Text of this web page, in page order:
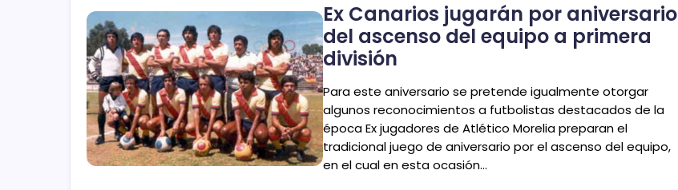
Ex Canarios jugarán por aniversario
del ascenso del equipo a primera
división
Para este aniversario se pretende igualmente otorgar
algunos reconocimientos a futbolistas destacados de la
época Ex jugadores de Atlético Morelia preparan el
tradicional juego de aniversario por el ascenso del equipo,
en el cual en esta ocasión…